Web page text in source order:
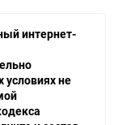
интернет-
не